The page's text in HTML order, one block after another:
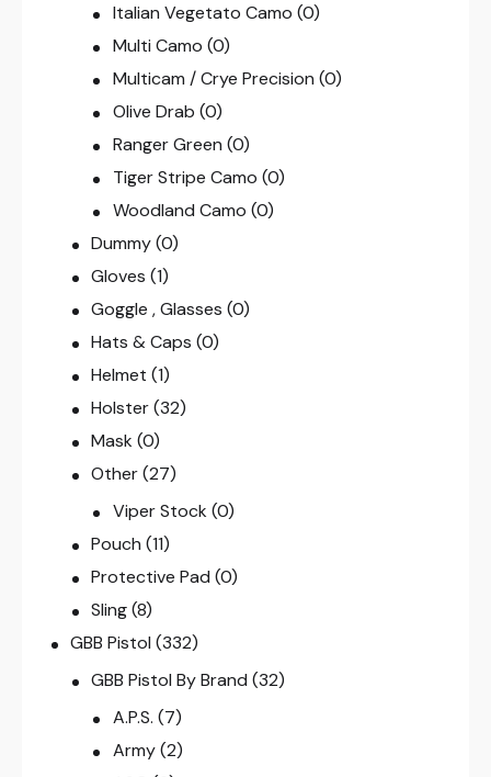
Italian Vegetato Camo (0)
Multi Camo (0)
Multicam / Crye Precision (0)
Olive Drab (0)
Ranger Green (0)
Tiger Stripe Camo (0)
Woodland Camo (0)
Dummy (0)
Gloves (1)
Goggle , Glasses (0)
Hats & Caps (0)
Helmet (1)
Holster (32)
Mask (0)
Other (27)
Viper Stock (0)
Pouch (11)
Protective Pad (0)
Sling (8)
GBB Pistol (332)
GBB Pistol By Brand (32)
A.P.S. (7)
Army (2)